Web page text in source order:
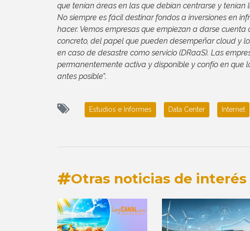
que tenían áreas en las que debían centrarse y tenían
No siempre es fácil destinar fondos a inversiones en
hacer. Vemos empresas que empiezan a darse
concreto, del papel que pueden desempeñar cloud y
en caso de desastre como servicio (DRaaS). Las
permanentemente activa y disponible y confío en que
antes posible”.
Estudios e Informes Data Center Internet
Otras noticias de interés